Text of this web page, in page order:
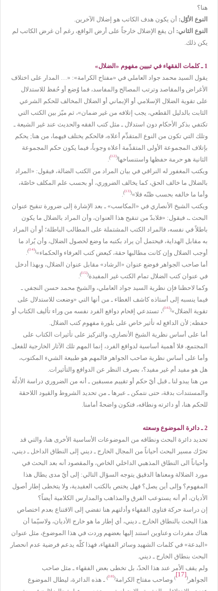
هنا؟
النوع الأوّل: أن يكون هدف الكاتب هو إضلال الآخرين.
النوع الثاني: أن يقع الإضلال خارجاً على أرض الواقع، رغم أن غرض الكاتب لم
يكن ذلك.
1 ـ كلمات الفقهاء في تبيين مفهوم «الضلال»
يقول السيد محمد جواد العاملي في «مفتاح الكرامة»: «… المدار على اختلاف
الأغراض والمقاصد وترتب المصالح والمفاسد، فما وُضع أو حُفظ للاستدلال
على تقوية الضلال الإسلامي أو الإيماني أو الضلال المخالف للحكم الشرعي
الثابت بالدليل القطعي، يجب إتلافه من غير ضمان»، ثم ميّز بين الكتب التي
تكتفي بذكر الأحكام دون استدلال ـ مثل كتب الفقه والحديث عند غير الشيعة ـ
وتلك التي تكون من النوع المتقدِّم أعلاه، فالحكم يختلف فيهما، من هنا; يحكم
بإتلاف المجموعة الأولى المتقدِّمة أعلاه وجوباً، فيما يكون حكم المجموعة
الثانية هو حرمة حفظها واستنساخها(
[12]
)
ويكتب المغفور له النراقي في بيان المراد من الكتب الضالة، فيقول: «المراد
بالضلال ما خالف الحق، كما يخالف الضروري، أو بحسب علم المكلف خاصّة،
وأما ما خالفه بحسب ظنّه فلا»(
[13]
)
ويكتب الشيخ الأنصاري في «المكاسب» ـ بعد الإشارة إلى ضرورة تنقيح عنوان
البحث ـ، فيقول: «فلابدّ من تنقيح هذا العنوان، وأن المراد بالضلال ما يكون
باطلاً في نفسه، فالمراد الكتب المشتملة على المطالب الباطلة؛ أو أن المراد
به مقابل الهداية، فيحتمل أن يراد بكتبه ما وضع لحصول الضلال، وأن يُراد ما
أوجب الضلال وإن كانت مطالبها حقة، كبعض كتب العرفاء والحكماء»(
[14]
)
أما صاحب الجواهر فوضع عنوان «الرشاد» مقابل عنوان الضلال، وبهذا أدخل
في عنوان كتب الضلال تمام الكتب غير المفيدة(
[15]
)
وكما لاحظنا فإن نظرية السيد جواد العاملي، والشيخ محمد حسن النجفي ـ
فيما ينسبه إلى أستاذه كاشف الغطاء ـ من أنها التي «وضعت للاستدلال على
تقوية الضلال»(
[16]
)، تستدعي إقحام دوافع الفرد نفسه من وراء تأليف الكتاب أو
حفظه; لأن الدافع له تأثير خاص على بلورة مفهوم كتب الضلال.
أما على أساس نظرية الشيخ الأنصاري، والتركيز على تأثيرات الكتاب على
المجتمع، فلا أهمية أساسية لدوافع الفرد، إنما المهم تلك الآثار الخارجية للفعل.
وأما على أساس نظرية صاحب الجواهر فالمهم هو طبيعة الشيء المكتوب،
هل هو مفيد أم غير مفيد؟، بصرف النظر عن الدوافع والتأثيرات.
من هنا يبدو لنا ـ قبل أيّ حكم أو تقييم مسبقين ـ أنه من الضروري دراسة الأدلّة
والمستندات بدقة، حتى نتمكن ـ عبرها ـ من تحديد الشروط والقيود اللاحقة
للحكم هنا، أو دائرته ونطاقه، فتكون واضحةً أمامنا.
2 ـ دائرة الموضوع وسعته
تحديد دائرة البحث ونطاقه من الموضوعات الأساسية الأخرى هنا، والتي قد
تحرّك مسير البحث أحياناً من المجال الخارج ـ ديني إلى النطاق الداخل ـ ديني،
وأحياناً الى النطاق المذهبي الداخلي الخاص، والمقصود أنه بعد البحث في
مورد الضلالة ومعناها الدقيق يتوجه السؤال التالي: إلى أيّ مدى يطال هذا
المفهوم؟ وإلى أين يصل؟ فهل يختص بالكتب العقيدية، ولا يتخطى إطار أصول
الأديان، أم أنه يستوعب الفرق والمذاهب والمدارس الكلامية أيضاً؟
إن دراسة حركة فتاوى الفقهاء وأدلتهم هنا تفضي إلى الاقتناع بعدم اختصاص
هذا البحث بالنطاق الخارج ـ ديني، أي إطار ما هو خارج الأديان، ولاسيّما أن
هناك مفردات وعناوين استند إليها بعضهم وردت في هذا الموضوع، مثل عنوان
«البدعة» في كلمات الشهيد وسائر الفقهاء، فهذا كلّه يدعم فرضية عدم انحصار
البحث بنطاق الخارج ـ ديني.
ولم يقف الأمر عند هذا الحدّ، بل تخطى بعض الفقهاء ـ مثل صاحب
الجواهر (
[17]
) وصاحب مفتاح الكرامة(
[18]
)
ـ هذه الدائرة، ليطال الموضوع